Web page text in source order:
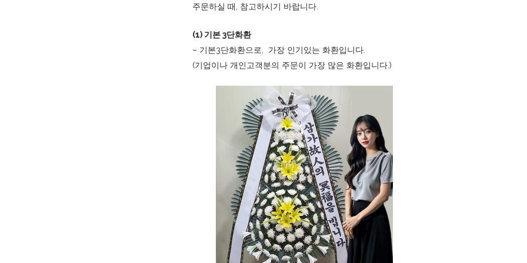
주문하실 때, 참고하시기 바랍니다.
(1) 기본 3단화환
– 기본3단화환으로, 가장 인기있는 화환입니다.
(기업이나 개인고객분의 주문이 가장 많은 화환입니다.)